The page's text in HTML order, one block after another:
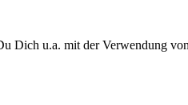
Dich u.a. mit der Verwendung